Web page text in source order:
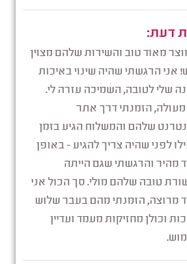
של שנה על כל מוצריה.
שנגרמו כתוצאה משימוש לא
מבלאי טבעי.
מי מטעמה לא יהיו אחראים לנזק
כתוצאה משימוש בשירות ו/או
באתר.
7100.
פרופריו בכתובת: שדרות